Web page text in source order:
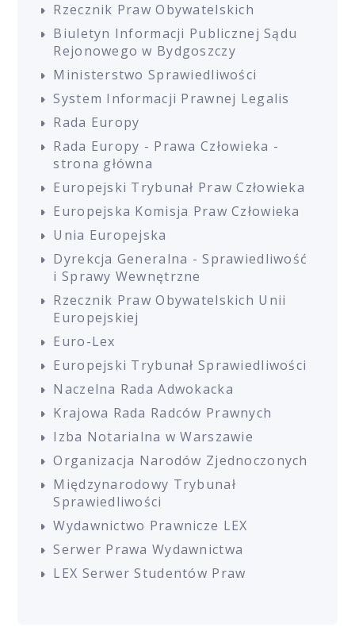
Rzecznik Praw Obywatelskich
Biuletyn Informacji Publicznej Sądu
Rejonowego w Bydgoszczy
Ministerstwo Sprawiedliwości
System Informacji Prawnej Legalis
Rada Europy
Rada Europy - Prawa Człowieka -
strona główna
Europejski Trybunał Praw Człowieka
Europejska Komisja Praw Człowieka
Unia Europejska
Dyrekcja Generalna - Sprawiedliwość
i Sprawy Wewnętrzne
Rzecznik Praw Obywatelskich Unii
Europejskiej
Euro-Lex
Europejski Trybunał Sprawiedliwości
Naczelna Rada Adwokacka
Krajowa Rada Radców Prawnych
Izba Notarialna w Warszawie
Organizacja Narodów Zjednoczonych
Międzynarodowy Trybunał
Sprawiedliwości
Wydawnictwo Prawnicze LEX
Serwer Prawa Wydawnictwa
LEX Serwer Studentów Praw